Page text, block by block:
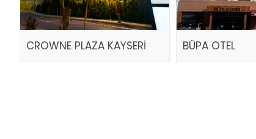
CROWNE PLAZA KAYSERİ BÜPA OTEL